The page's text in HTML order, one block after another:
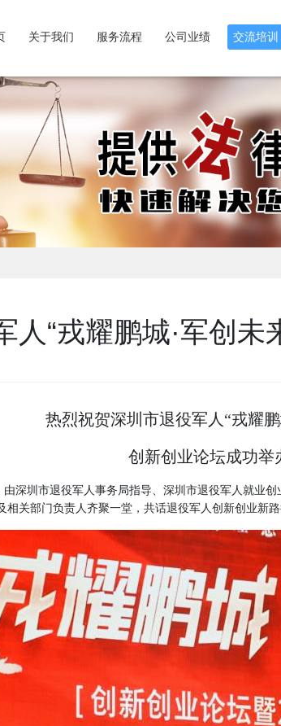
关于我们 服务流程 公司业绩 交流培训
人“戎耀鹏城·军创未
热烈祝贺深圳市退役军人 “戎耀
创新创业论坛成功举
深圳市退役军人事务局指导、深圳市退役军人就业
关部门负责人齐聚一堂，共话退役军人创新创业新路